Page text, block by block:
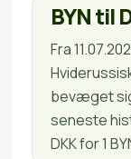
BYN til
Fra
bevæget sig
seneste
DKK for 1